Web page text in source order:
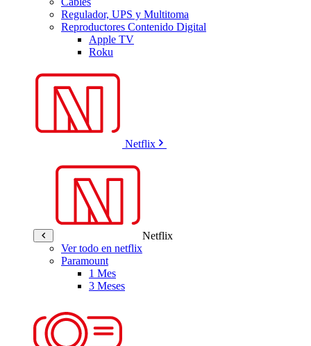
Regulador, UPS y Multitoma
Reproductores Contenido Digital
Apple TV
Roku
Netflix
Netflix
Ver todo en netflix
Paramount
1 Mes
3 Meses